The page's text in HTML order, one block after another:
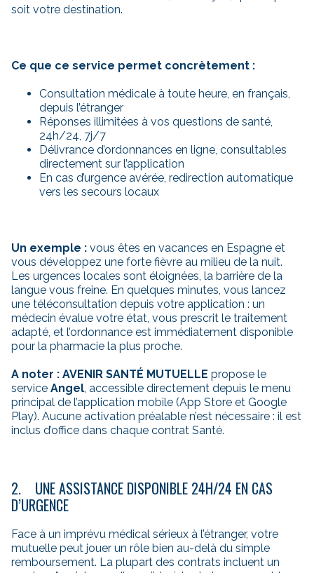
soit votre destination.
Ce que ce service permet concrètement :
Consultation médicale à toute heure, en français,
depuis l’étranger
Réponses illimitées à vos questions de santé,
24h/24, 7j/7
Délivrance d’ordonnances en ligne, consultables
directement sur l’application
En cas d’urgence avérée, redirection automatique
vers les secours locaux
Un exemple : vous êtes en vacances en Espagne et
vous développez une forte fièvre au milieu de la nuit.
Les urgences locales sont éloignées, la barrière de la
langue vous freine. En quelques minutes, vous lancez
une téléconsultation depuis votre application : un
médecin évalue votre état, vous prescrit le traitement
adapté, et l’ordonnance est immédiatement disponible
pour la pharmacie la plus proche.
A noter : AVENIR SANTÉ MUTUELLE propose le
service Angel, accessible directement depuis le menu
principal de l’application mobile (App Store et Google
Play). Aucune activation préalable n’est nécessaire : il est
inclus d’office dans chaque contrat Santé.
2. UNE ASSISTANCE DISPONIBLE 24H/24 EN CAS
D’URGENCE
Face à un imprévu médical sérieux à l’étranger, votre
mutuelle peut jouer un rôle bien au-delà du simple
remboursement. La plupart des contrats incluent un